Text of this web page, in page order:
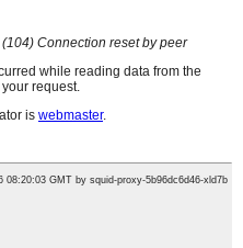
մեր
վերաբերյալ
թողնել ձեր
կկապնվենք ձեզ հետ 24